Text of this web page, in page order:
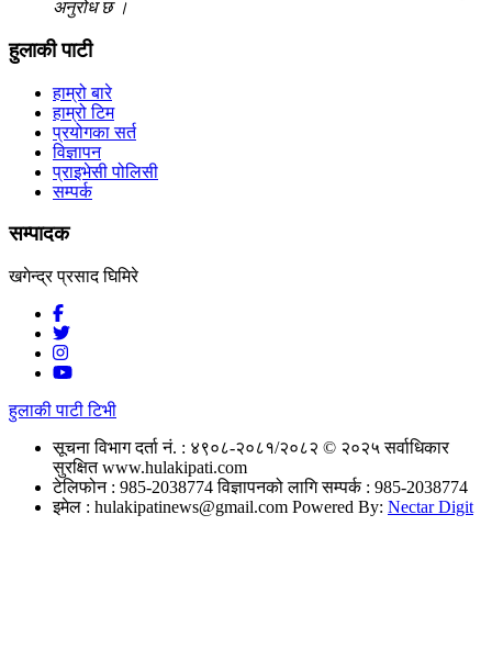
अनुरोध छ ।
हुलाकी पाटी
हाम्रो बारे
हाम्रो टिम
प्रयोगका सर्त
विज्ञापन
प्राइभेसी पोलिसी
सम्पर्क
सम्पादक
खगेन्द्र प्रसाद घिमिरे
हुलाकी पाटी टिभी
सूचना विभाग दर्ता नं. : ४९०८-२०८१/२०८२ © २०२५ सर्वाधिकार
सुरक्षित www.hulakipati.com
टेलिफोन : 985-2038774विज्ञापनको लागि सम्पर्क : 985-2038774
इमेल : hulakipatinews@gmail.com Powered By: Nectar Digit